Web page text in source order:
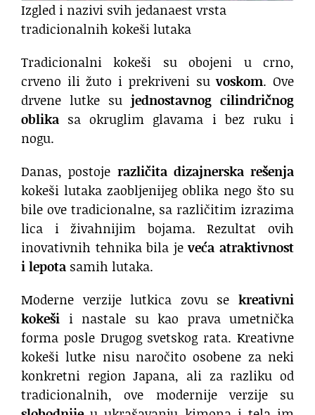
Izgled i nazivi svih jedanaest vrsta
tradicionalnih kokeši lutaka
Tradicionalni kokeši su obojeni u crno,
crveno ili žuto i prekriveni suvoskom. Ove
drvene lutke su jednostavnog cilindričnog
oblika sa okruglim glavama i bez ruku i
nogu.
Danas, postoje različita dizajnerska rešenja
kokeši lutaka zaobljenijeg oblika nego što su
bile ove tradicionalne, sa različitim izrazima
lica i živahnijim bojama. Rezultat ovih
inovativnih tehnika bila jeveća atraktivnost
i lepota samih lutaka.
Moderne verzije lutkica zovu se kreativni
kokeši i nastale su kao prava umetnička
forma posle Drugog svetskog rata. Kreativne
kokeši lutke nisu naročito osobene za neki
konkretni region Japana, ali za razliku od
tradicionalnih, ove modernije verzije su